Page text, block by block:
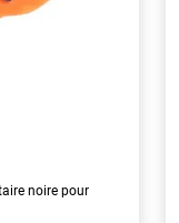
noire pour